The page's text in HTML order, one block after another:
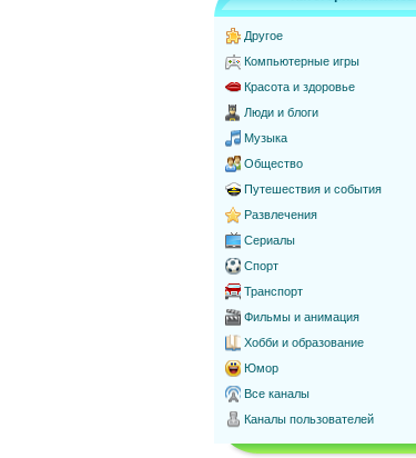
Другое
Компьютерные игры
Красота и здоровье
Люди и блоги
Музыка
Общество
Путешествия и события
Развлечения
Сериалы
Спорт
Транспорт
Фильмы и анимация
Хобби и образование
Юмор
Все каналы
Каналы пользователей